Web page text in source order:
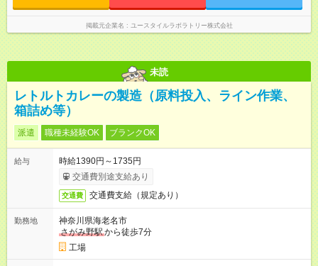
掲載元企業名 ユースタイルラボラトリー株式会社
未読
レトルトカレーの製造（原料投入、ライン作業、
箱詰め等）
派遣 職種未経験OK ブランクOK
給与
時給1390円～1735円
交通費別途支給あり
交通費 交通費支給（規定あり）
勤務地
神奈川県海老名市
さがみ野駅から徒歩7分
工場